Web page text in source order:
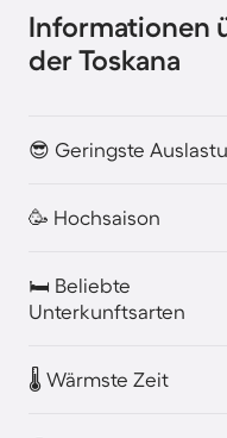
Informationen
der Toskana
😎 Geringste
🥳 Hochsaison
🛏️ Beliebte
Unterkunftsarten
🌡️ Wärmste Zeit